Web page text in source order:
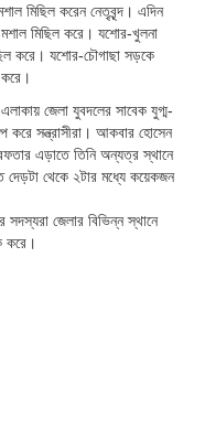
মিছিল করেন নেতৃবৃন্দ। এদিন
মিছিল করে। যশোর-খুলনা
করে। যশোর-চৌগাছা সড়কে
জেলা যুবদলের সাবেক যুগ্ম-
করে সন্ত্রাসীরা। আকবার হোসেন
এড়াতে তিনি অন্যত্র স্থানে
দেড়টা থেকে ২টার মধ্যে কয়েকজন
জেলার বিভিন্ন স্থানে
করে।